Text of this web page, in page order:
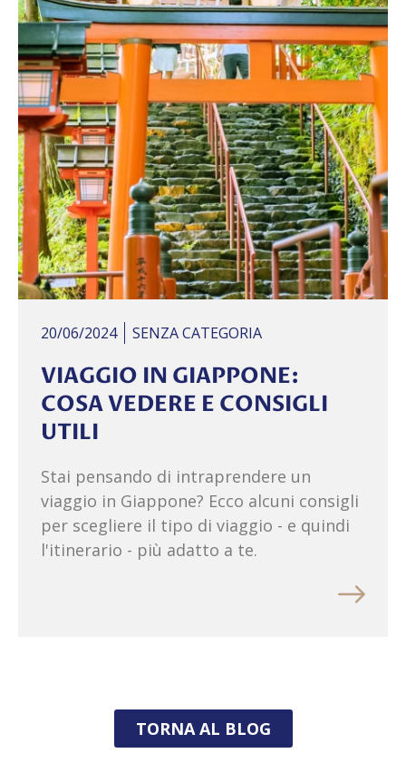
20/06/2024 SENZA CATEGORIA
VIAGGIO IN GIAPPONE:
COSA VEDERE E CONSIGLI
UTILI
Stai pensando di intraprendere un
viaggio in Giappone? Ecco alcuni consigli
per scegliere il tipo di viaggio - e quindi
l'itinerario - più adatto a te.
TORNA AL BLOG